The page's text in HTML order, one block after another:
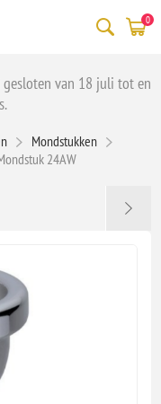
0
van 18 juli tot en
Mondstukken
24AW